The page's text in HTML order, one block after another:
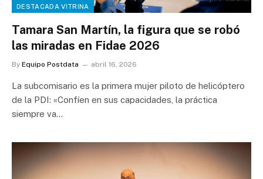
DESTACADA VITRINA
Tamara San Martín, la figura que se robó
las miradas en Fidae 2026
By Equipo Postdata abril 16, 2026
La subcomisario es la primera mujer piloto de helicóptero
de la PDI: «Confíen en sus capacidades, la práctica
siempre va…